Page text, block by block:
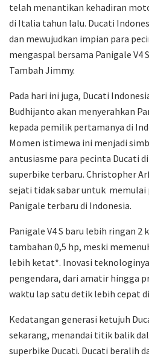
telah menantikan kehadiran
di Italia tahun lalu. Ducati
dan mewujudkan impian para
mengaspal bersama Panigale V4
Tambah Jimmy.
Pada hari ini juga, Ducati
Budhijanto akan menyerahkan
kepada pemilik pertamanya di
Momen istimewa ini menjadi
antusiasme para pecinta Ducati
superbike terbaru. Christopher
sejati tidak sabar untuk memulai
Panigale terbaru di Indonesia.
Panigale V4 S baru lebih ringan 2
tambahan 0,5 hp, meski
lebih ketat*. Inovasi
pengendara, dari amatir hingga
waktu lap satu detik lebih cepat
Kedatangan generasi ketujuh
sekarang, menandai titik balik
superbike Ducati. Ducati beralih